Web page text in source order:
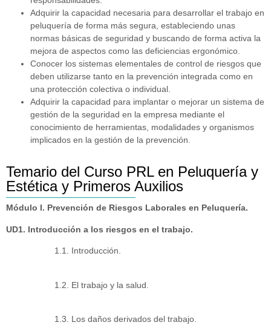
Adquirir la capacidad necesaria para desarrollar el trabajo en
peluquería de forma más segura, estableciendo unas
normas básicas de seguridad y buscando de forma activa la
mejora de aspectos como las deficiencias ergonómico.
Conocer los sistemas elementales de control de riesgos que
deben utilizarse tanto en la prevención integrada como en
una protección colectiva o individual.
Adquirir la capacidad para implantar o mejorar un sistema de
gestión de la seguridad en la empresa mediante el
conocimiento de herramientas, modalidades y organismos
implicados en la gestión de la prevención.
Temario del Curso PRL en Peluquería y
Estética y Primeros Auxilios
Módulo I. Prevención de Riesgos Laborales en Peluquería.
UD1. Introducción a los riesgos en el trabajo.
1.1. Introducción.
1.2. El trabajo y la salud.
1.3. Los daños derivados del trabajo.